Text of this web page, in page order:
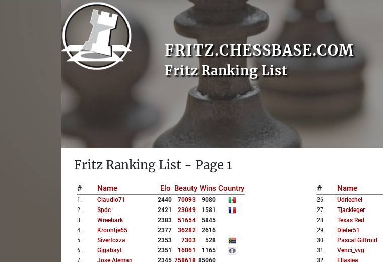
FRITZ.CHESSBASE.COM
Fritz Ranking List
Fritz Ranking List - Page 1
# Name Elo Beauty Wins Country
1 . Claudio71 2440 70093
9080
2. Spdc 2421 23049
1581
3. Wreebark 2383 51654
5845
4. Kroontje65 2377 36282
2616
5. Siverfoxza 2353 7303
528
6. Gigabayt 2351 16061
1165
7. Jose Aleman 2345 758618 85060
# Name
26. Udriechel
27. Tjackleger
28. Texas Red
29. Dieter51
30. Pascal Giffroid
31 . Venci_vvg
32. Ellaslea